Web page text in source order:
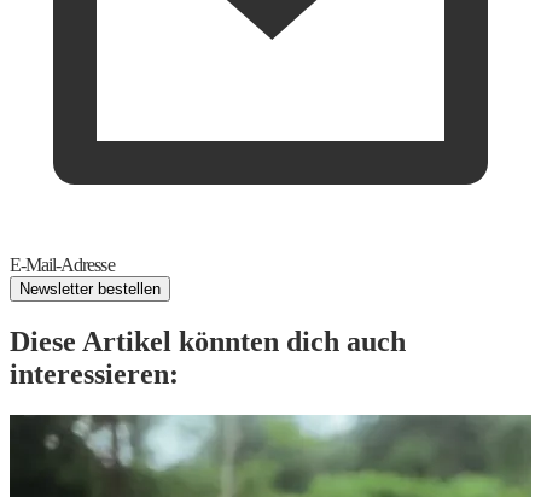
E-Mail-Adresse
Newsletter bestellen
Diese Artikel könnten dich auch
interessieren: